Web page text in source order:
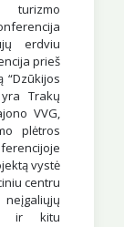
erdviu
prieš
Trakų
VVG,
plėtros
vystė
centru
ir kitu